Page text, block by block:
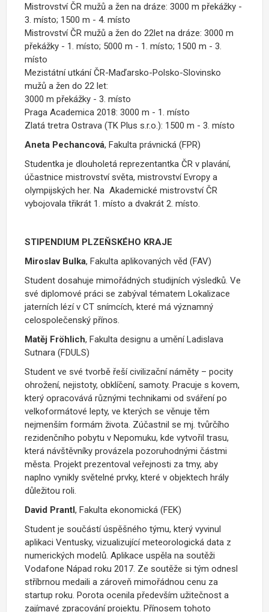
Mistrovství ČR mužů a žen na dráze: 3000 m překážky -
3. místo; 1500 m - 4. místo
Mistrovství ČR mužů a žen do 22let na dráze: 3000 m
překážky - 1. místo; 5000 m - 1. místo; 1500 m - 3.
místo
Mezistátní utkání ČR-Maďarsko-Polsko-Slovinsko
mužů a žen do 22 let:
3000 m překážky - 3. místo
Praga Academica 2018: 3000 m - 1. místo
Zlatá tretra Ostrava (TK Plus s.r.o.): 1500 m - 3. místo
Aneta Pechancová, Fakulta právnická (FPR)
Studentka je dlouholetá reprezentantka ČR v plavání,
účastnice mistrovství světa, mistrovství Evropy a
olympijských her. Na Akademické mistrovství ČR
vybojovala třikrát 1. místo a dvakrát 2. místo.
STIPENDIUM PLZEŇSKÉHO KRAJE
Miroslav Bulka, Fakulta aplikovaných věd (FAV)
Student dosahuje mimořádných studijních výsledků. Ve
své diplomové práci se zabýval tématem Lokalizace
jaterních lézí v CT snímcích, které má významný
celospolečenský přínos.
Matěj Fröhlich, Fakulta designu a umění Ladislava
Sutnara (FDULS)
Student ve své tvorbě řeší civilizační náměty – pocity
ohrožení, nejistoty, obklíčení, samoty. Pracuje s kovem,
který opracovává různými technikami od sváření po
velkoformátové lepty, ve kterých se věnuje těm
nejmenším formám života. Zúčastnil se mj. tvůrčího
rezidenčního pobytu v Nepomuku, kde vytvořil trasu,
která návštěvníky provázela pozoruhodnými částmi
města. Projekt prezentoval veřejnosti za tmy, aby
naplno vynikly světelné prvky, které v objektech hrály
důležitou roli.
David Prantl, Fakulta ekonomická (FEK)
Student je součástí úspěšného týmu, který vyvinul
aplikaci Ventusky, vizualizující meteorologická data z
numerických modelů. Aplikace uspěla na soutěži
Vodafone Nápad roku 2017. Ze soutěže si tým odnesl
stříbrnou medaili a zároveň mimořádnou cenu za
startup roku. Porota ocenila především užitečnost a
zajímavé zpracování projektu. Přínosem tohoto